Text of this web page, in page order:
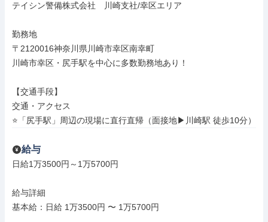
テイシン警備株式会社　川崎支社/幸区エリア
勤務地
〒2120016神奈川県川崎市幸区南幸町
川崎市幸区・尻手駅を中心に多数勤務地あり！
【交通手段】
交通・アクセス
⭐「尻手駅」周辺の現場に直行直帰（面接地▶川崎駅 徒歩10分）
給与
日給1万3500円～1万5700円
給与詳細
基本給：日給 1万3500円 〜 1万5700円